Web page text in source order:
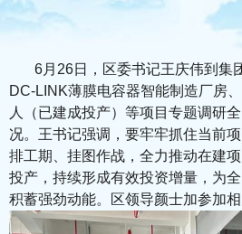
6月26日，区委书记王庆伟到集
DC-LINK薄膜电容器智能制造厂房
人（已建成投产）等项目专题调研
况。王书记强调，要牢牢抓住当前
排工期、挂图作战，全力推动在建
投产，持续形成有效投资增量，为
积蓄强劲动能。区领导颜士加参加相